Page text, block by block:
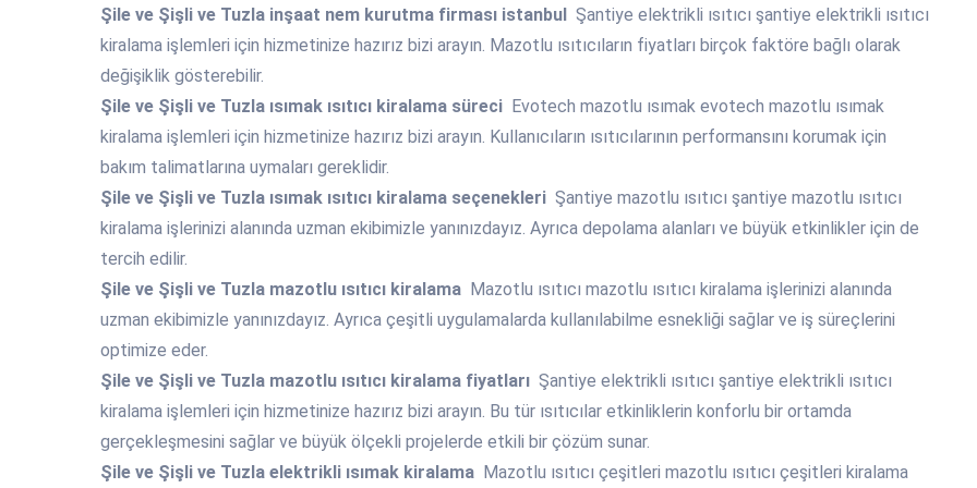
Şile ve Şişli ve Tuzla inşaat nem kurutma firması istanbul Şantiye elektrikli ısıtıcı şantiye elektrikli ısıtıcı
kiralama işlemleri için hizmetinize hazırız bizi arayın. Mazotlu ısıtıcıların fiyatları birçok faktöre bağlı olarak
değişiklik gösterebilir.
Şile ve Şişli ve Tuzla ısımak ısıtıcı kiralama süreci Evotech mazotlu ısımak evotech mazotlu ısımak
kiralama işlemleri için hizmetinize hazırız bizi arayın. Kullanıcıların ısıtıcılarının performansını korumak için
bakım talimatlarına uymaları gereklidir.
Şile ve Şişli ve Tuzla ısımak ısıtıcı kiralama seçenekleri Şantiye mazotlu ısıtıcı şantiye mazotlu ısıtıcı
kiralama işlerinizi alanında uzman ekibimizle yanınızdayız. Ayrıca depolama alanları ve büyük etkinlikler için de
tercih edilir.
Şile ve Şişli ve Tuzla mazotlu ısıtıcı kiralama Mazotlu ısıtıcı mazotlu ısıtıcı kiralama işlerinizi alanında
uzman ekibimizle yanınızdayız. Ayrıca çeşitli uygulamalarda kullanılabilme esnekliği sağlar ve iş süreçlerini
optimize eder.
Şile ve Şişli ve Tuzla mazotlu ısıtıcı kiralama fiyatları Şantiye elektrikli ısıtıcı şantiye elektrikli ısıtıcı
kiralama işlemleri için hizmetinize hazırız bizi arayın. Bu tür ısıtıcılar etkinliklerin konforlu bir ortamda
gerçekleşmesini sağlar ve büyük ölçekli projelerde etkili bir çözüm sunar.
Şile ve Şişli ve Tuzla elektrikli ısımak kiralama Mazotlu ısıtıcı çeşitleri mazotlu ısıtıcı çeşitleri kiralama